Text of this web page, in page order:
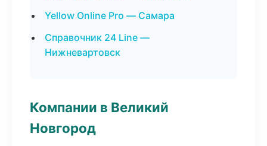
Yellow Online Pro — Самара
Справочник 24 Line —
Нижневартовск
Компании в Великий
Новгород